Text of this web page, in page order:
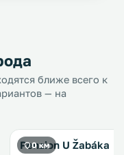
ближе всего к
— на
0 км
Penzion U Žabáka